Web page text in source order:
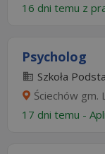
16 dni temu z
Psycholog
Szkoła
Ściechów gm.
17 dni temu -